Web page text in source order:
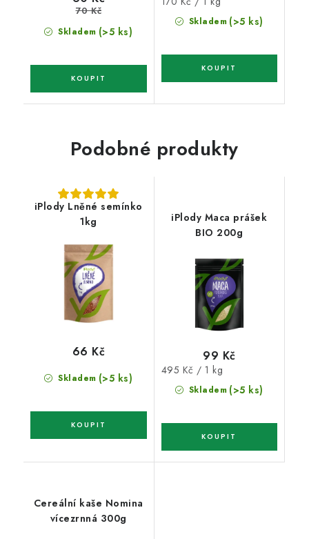
Skladem (>5 ks)
70 Kč
Skladem (>5 ks)
cena:
Podobné produkty
iPlody Lněné semínko
1kg
Skladem (>5 ks)
66 Kč
iPlody Maca prášek
BIO 200g
Skladem (>5 ks)
99 Kč
Měrná
cena:
495 Kč / 1 kg
Cereální kaše Nomina
vícezrnná 300g